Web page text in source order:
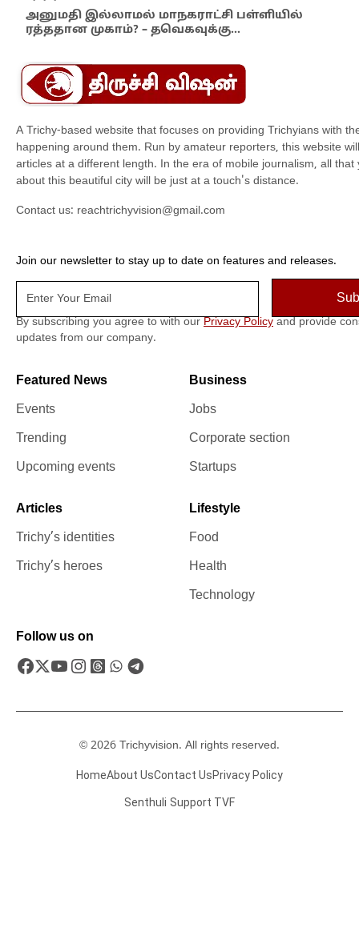
அனுமதி இல்லாமல் மாநகராட்சி பள்ளியில்
ரத்ததான முகாம்? – தவெகவுக்கு…
A Trichy-based website that focuses on providing Trichyians with
happening around them. Run by amateur reporters, this website
articles at a different length. In the era of mobile journalism, all that
about this beautiful city will be just at a touch's distance.
Contact us: reachtrichyvision@gmail.com
Join our newsletter to stay up to date on features and releases.
By subscribing you agree to with our Privacy Policy and provide
updates from our company.
Featured News
Events
Trending
Upcoming events
Business
Jobs
Corporate section
Startups
Articles
Trichy’s identities
Trichy’s heroes
Lifestyle
Food
Health
Technology
Follow us on
© 2026 Trichyvision. All rights reserved.
HomeAbout UsContact UsPrivacy Policy
Senthuli Support TVF